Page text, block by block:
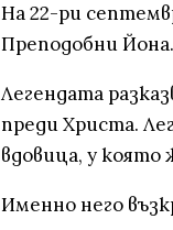
На 22-ри
Преподобни
Легендата
преди Христа.
вдовица, у която
Именно него